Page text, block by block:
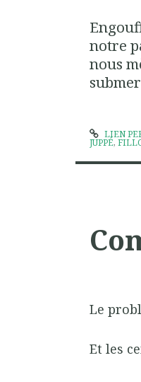
notre
nous
LIEN
JUPPÉ,
Le
Et les